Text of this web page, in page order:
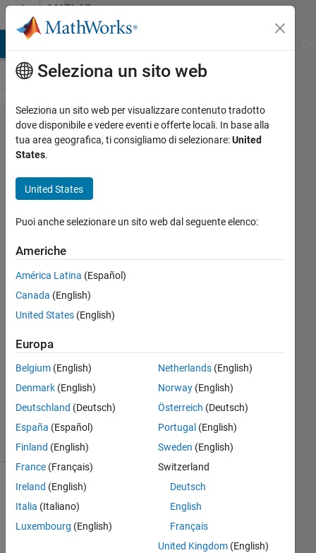
Vai al contenutoMATLAB
Answers
Simulink
Sfunction
a valid
application
Chris
2014
2
Aggiornato
11
Visualizzazioni
(30 giorni)
Mostra
commenti
meno
Seleziona un sito web
Seleziona un sito web per visualizzare contenuto tradotto
dove disponibile e vedere eventi e offerte locali. In base alla
tua area geografica, ti consigliamo di selezionare:United
States.
United States
Puoi anche selezionare un sito web dal seguente elenco:
Americhe
América Latina (Español)
Canada (English)
United States (English)
Europa
Belgium (English)
Denmark (English)
Deutschland (Deutsch)
España (Español)
Finland (English)
France (Français)
Ireland (English)
Italia (Italiano)
Luxembourg (English)
Netherlands(English)
Norway(English)
Österreich (Deutsch)
Portugal (English)
Sweden (English)
Switzerland
Deutsch
English
Français
United Kingdom(English)